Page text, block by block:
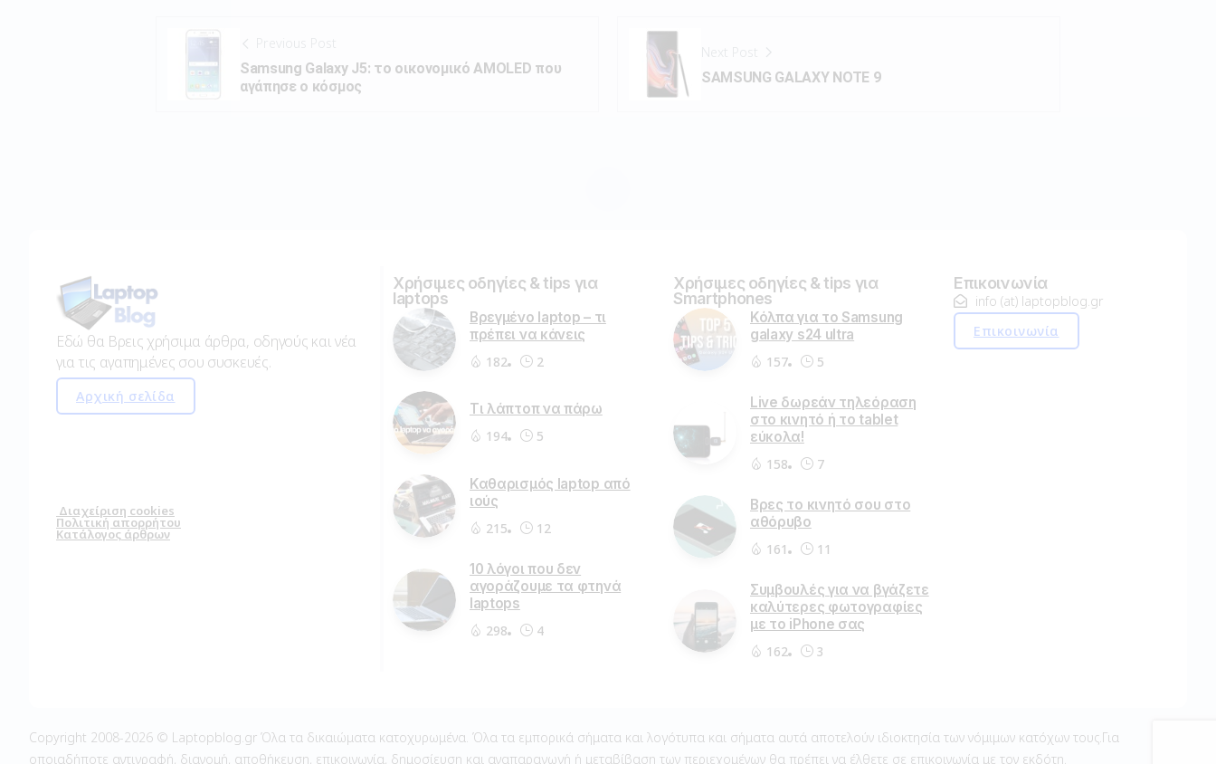
Previous Post
Samsung Galaxy J5: το οικονομικό AMOLED που
αγάπησε ο κόσμος
Next Post
SAMSUNG GALAXY NOTE 9
Εδώ θα Βρεις χρήσιμα άρθρα, οδηγούς και νέα
για τις αγαπημένες σου συσκευές.
Αρχική σελίδα
Διαχείριση cookies
Πολιτική απορρήτου
Κατάλογος άρθρων
Χρήσιμες οδηγίες & tips για
laptops
Βρεγμένο laptop – τι
πρέπει να κάνεις
182
2
Τι λάπτοπ να πάρω
194
5
Καθαρισμός laptop από
ιούς
215
12
10 λόγοι που δεν
αγοράζουμε τα φτηνά
laptops
298
4
Χρήσιμες οδηγίες & tips για
Smartphones
Κόλπα για το Samsung
galaxy s24 ultra
157
5
Live δωρεάν τηλεόραση
στο κινητό ή το tablet
εύκολα!
158
7
Βρες το κινητό σου στο
αθόρυβο
161
11
Συμβουλές για να βγάζετε
καλύτερες φωτογραφίες
με το iPhone σας
162
3
Επικοινωνία
info (at) laptopblog.gr
Επικοινωνία
Copyright 2008-2026 © Laptopblog.gr Όλα τα δικαιώματα κατοχυρωμένα. Όλα τα εμπορικά σήματα και λογότυπα και σήματα αυτά αποτελούν ιδιοκτησία των νόμιμων κατόχων τους.Για
οποιαδήποτε αντιγραφή, διανομή, αποθήκευση, επικοινωνία, δημοσίευση και αναπαραγωγή ή μεταβίβαση των περιεχομένων θα πρέπει να έλθετε σε επικοινωνία με τον εκδότη.